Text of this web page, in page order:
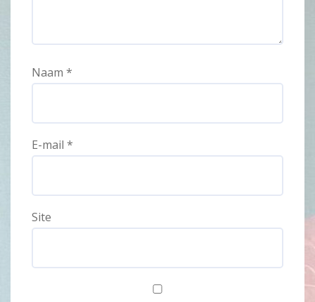
Naam *
E-mail *
Site